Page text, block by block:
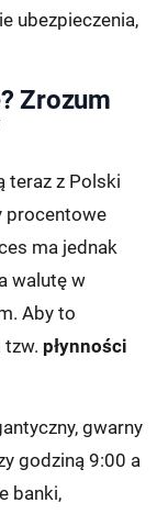
ubezpieczenia,
Zrozum
teraz z Polski
procentowe
ma jednak
walutę w
Aby to
tzw. płynności
gwarny
godziną 9:00 a
banki,